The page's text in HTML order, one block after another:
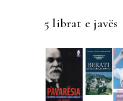
5 librat e javës